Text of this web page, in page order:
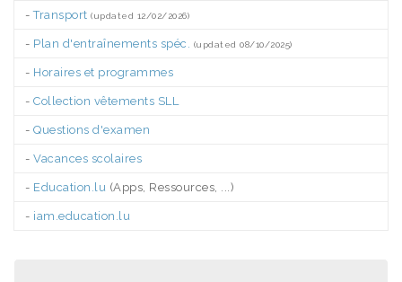
-Transport (updated 12/02/2026)
- Plan d'entraînements spéc. (updated 08/10/2025)
- Horaires et programmes
- Collection vêtements SLL
- Questions d'examen
- Vacances scolaires
- Education.lu (Apps, Ressources, ...)
- iam.education.lu